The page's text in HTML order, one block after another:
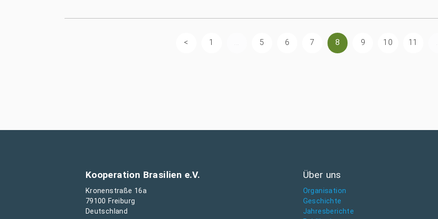
1 ... 5 6 7 8 9 10 11
Kooperation Brasilien e.V.
Kronenstraße 16a
79100 Freiburg
Deutschland
Über uns
Organisation
Geschichte
Jahresberichte